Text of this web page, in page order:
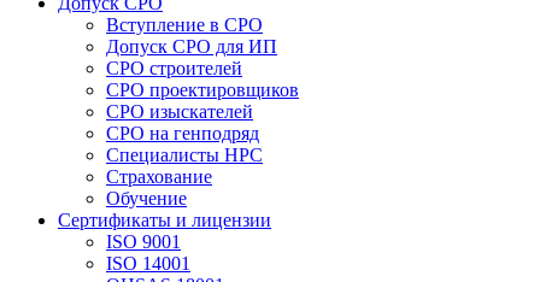
Вступление в СРО
Допуск СРО для ИП
СРО строителей
СРО проектировщиков
СРО изыскателей
СРО на генподряд
Специалисты НРС
Страхование
Обучение
Сертификаты и лицензии
ISO 9001
ISO 14001